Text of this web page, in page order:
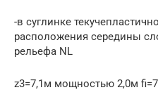
-в суглинке
расположения середины
рельефа NL
z3=7,1м мощностью 2,0м